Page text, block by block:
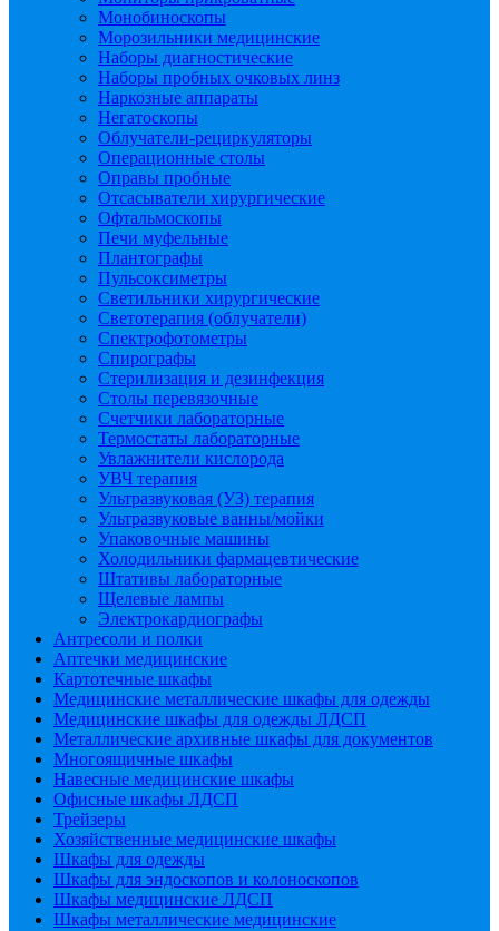
Монобиноскопы
Морозильники медицинские
Наборы диагностические
Наборы пробных очковых линз
Наркозные аппараты
Негатоскопы
Облучатели-рециркуляторы
Операционные столы
Оправы пробные
Отсасыватели хирургические
Офтальмоскопы
Печи муфельные
Плантографы
Пульсоксиметры
Светильники хирургические
Светотерапия (облучатели)
Спектрофотометры
Спирографы
Стерилизация и дезинфекция
Столы перевязочные
Счетчики лабораторные
Термостаты лабораторные
Увлажнители кислорода
УВЧ терапия
Ультразвуковая (УЗ) терапия
Ультразвуковые ванны/мойки
Упаковочные машины
Холодильники фармацевтические
Штативы лабораторные
Щелевые лампы
Электрокардиографы
Антресоли и полки
Аптечки медицинские
Картотечные шкафы
Медицинские металлические шкафы для одежды
Медицинские шкафы для одежды ЛДСП
Металлические архивные шкафы для документов
Многоящичные шкафы
Навесные медицинские шкафы
Офисные шкафы ЛДСП
Трейзеры
Хозяйственные медицинские шкафы
Шкафы для одежды
Шкафы для эндоскопов и колоноскопов
Шкафы медицинские ЛДСП
Шкафы металлические медицинские